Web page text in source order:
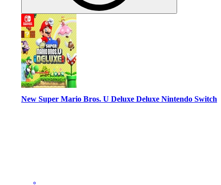
New Super Mario Bros. U Deluxe Deluxe Nintendo Switch